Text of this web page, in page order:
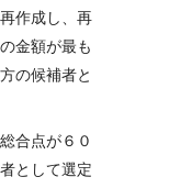
作成し、再
金額が最も
の候補者と
合点が６０
として選定